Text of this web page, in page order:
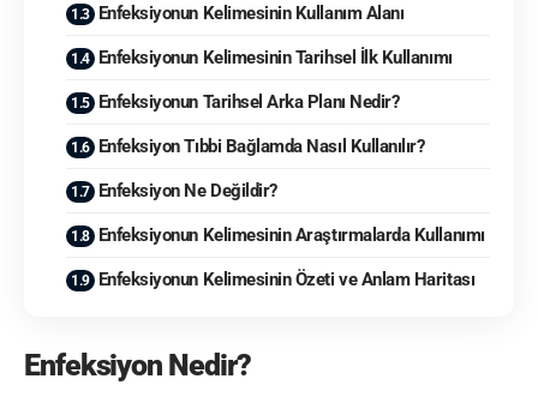
Enfeksiyonun Kelimesinin Kullanım Alanı
Enfeksiyonun Kelimesinin Tarihsel İlk Kullanımı
Enfeksiyonun Tarihsel Arka Planı Nedir?
Enfeksiyon Tıbbi Bağlamda Nasıl Kullanılır?
Enfeksiyon Ne Değildir?
Enfeksiyonun Kelimesinin Araştırmalarda Kullanımı
Enfeksiyonun Kelimesinin Özeti ve Anlam Haritası
Enfeksiyon Nedir?